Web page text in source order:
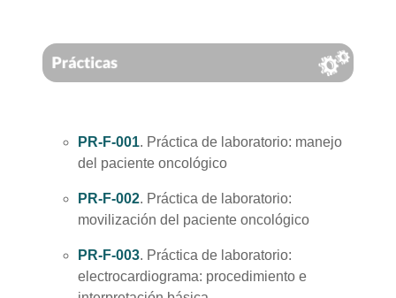
Perfilado de sección
PR-F-001. Práctica de laboratorio: manejo
del paciente oncológico
PR-F-002. Práctica de laboratorio:
movilización del paciente oncológico
PR-F-003. Práctica de laboratorio:
electrocardiograma: procedimiento e